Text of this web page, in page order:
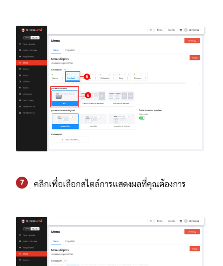
7 คลิกเพื่อเลือกสไตล์การแสดงผลที่คุณต้องการ